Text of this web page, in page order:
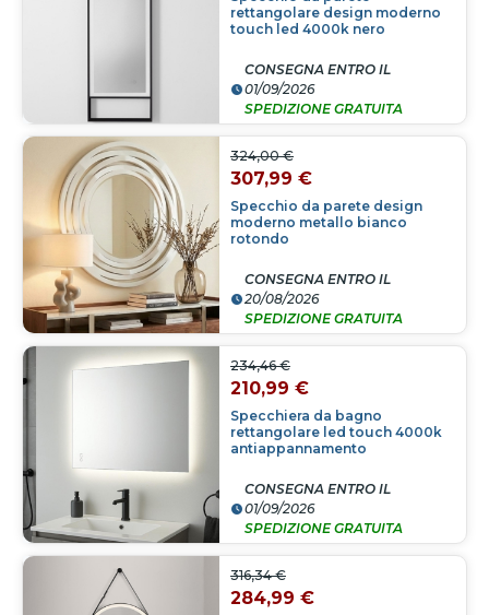
rettangolare design moderno
touch led 4000k nero
CONSEGNA ENTRO IL
01/09/2026
SPEDIZIONE GRATUITA
Specchio da parete design
moderno metallo bianco
rotondo
324,00 €
307,99 €
CONSEGNA ENTRO IL
20/08/2026
SPEDIZIONE GRATUITA
Specchiera da bagno
rettangolare led touch 4000k
antiappannamento
234,46 €
210,99 €
CONSEGNA ENTRO IL
01/09/2026
SPEDIZIONE GRATUITA
316,34 €
284,99 €